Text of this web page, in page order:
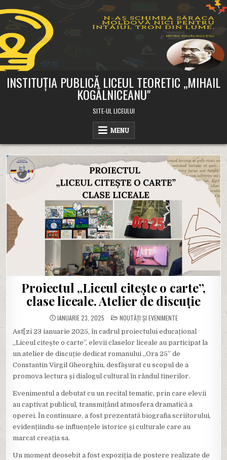
to
INSTITUȚIA PUBLICĂ LICEUL TEORETIC ,,MIHAIL
KOGĂLNICEANU"
SITE-UL LICEULUI
MENU
Proiectul „Liceul citește o carte”,
clase liceale. Atelier de discuție
IANUARIE 23, 2025 POSTED
IN
NOUTĂȚI ȘI EVENIMENTE
Ast[zi 23 ianuarie 2025, în cadrul proiectului educațional
„Liceul citește o carte”, elevii claselor liceale au participat la
un atelier de discuție dedicat romanului „Ora 25” de
Constantin Virgil Gheorghiu, desfășurat cu scopul de a
promova lectura și dialogul cultural în rândul tinerilor.
Evenimentul a debutat cu un recital tematic, prin care elevii
au captivat publicul, transmițând atmosfera dramatică a
operei. În continuare, a fost prezentată biografia scriitorului,
evidențiindu-se influențele istorice și culturale care au
marcat creația sa.
Un moment deosebit a fost expoziția de postere realizate de